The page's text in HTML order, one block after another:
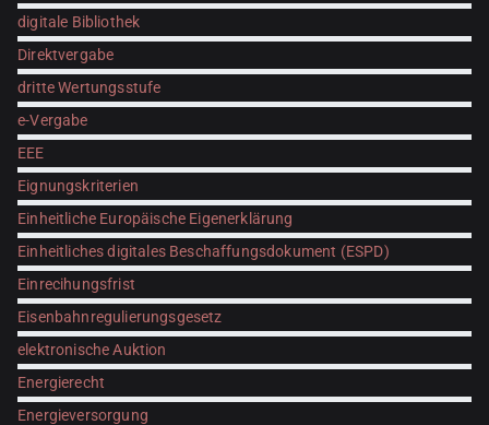
digitale Bibliothek
Direktvergabe
dritte Wertungsstufe
e-Vergabe
EEE
Eignungskriterien
Einheitliche Europäische Eigenerklärung
Einheitliches digitales Beschaffungsdokument (ESPD)
Einrecihungsfrist
Eisenbahnregulierungsgesetz
elektronische Auktion
Energierecht
Energieversorgung